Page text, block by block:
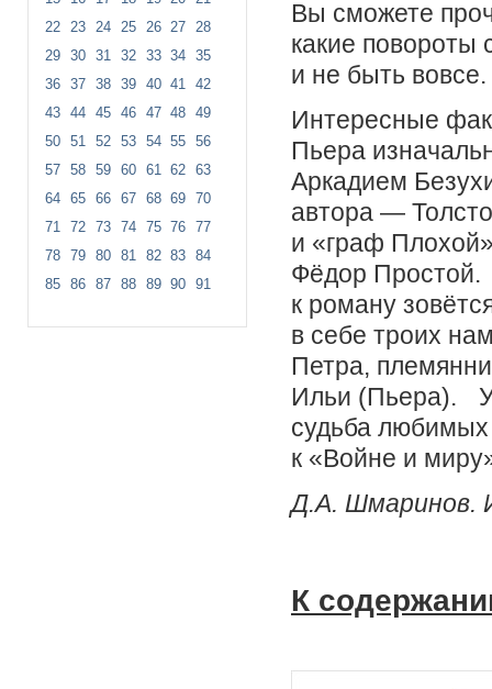
22
23 24 25 26 27
28
29 30 31 32 33 34
35
36 37 38 39 40 41
42
43 44 45 46 47 48
49
50 51 52 53 54 55
56
57 58 59 60 61 62
63
64 65 66 67 68 69
70
71
72 73 74 75 76
77
78 79 80 81 82 83
84
85 86 87 88 89 90 91
Вы сможете
какие повороты
и не быть вовсе.
Интересные
Пьера
Аркадием
автора —
и «граф
Фёдор Простой.
к роману
в себе троих
Петра,
Ильи (Пьера).
судьба
к «Войне и
Д.А. Шмаринов.
К